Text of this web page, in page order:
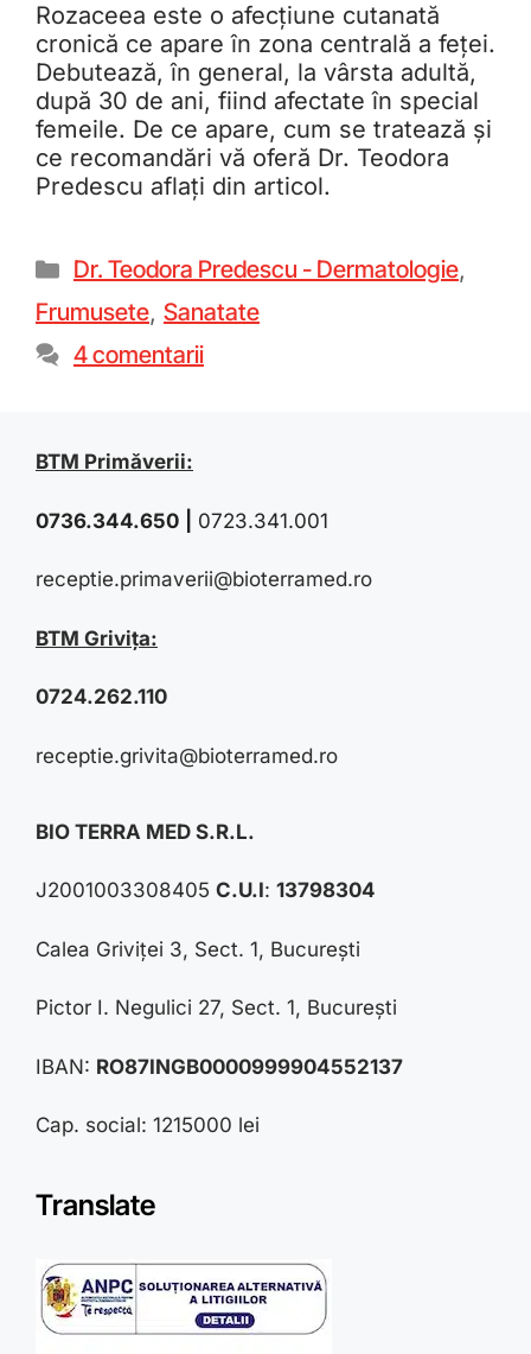
Rozaceea este o afecțiune cutanată
cronică ce apare în zona centrală a feței.
Debutează, în general, la vârsta adultă,
după 30 de ani, fiind afectate în special
femeile. De ce apare, cum se tratează și
ce recomandări vă oferă Dr. Teodora
Predescu aflați din articol.
Dr. Teodora Predescu - Dermatologie,
Frumusete, Sanatate
4 comentarii
BTM Primăverii:
0736.344.650 0723.341.001
receptie.primaverii@bioterramed.ro
BTM Grivița:
0724.262.110
receptie.grivita@bioterramed.ro
BIO TERRA MED S.R.L.
J2001003308405 C.U.I: 13798304
Calea Griviței 3, Sect. 1, București
Pictor I. Negulici 27, Sect. 1, București
IBAN: RO87INGB0000999904552137
Cap. social: 1215000 lei
Translate